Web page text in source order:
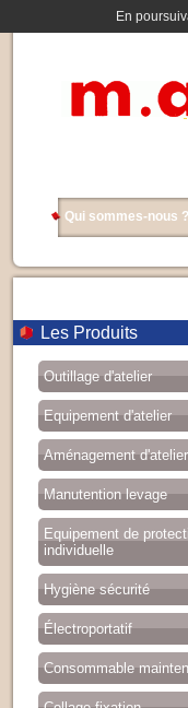
En
Qui sommes-nous ?
Les Produits
Outillage d'atelier
Equipement d'atelier
Aménagement d'atelier
Manutention levage
Equipement de
individuelle
Hygiène sécurité
Électroportatif
Consommable